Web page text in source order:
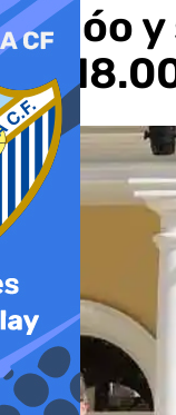
Feijóo
de